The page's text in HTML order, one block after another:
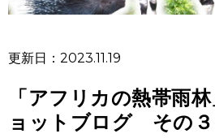
更新日：2023.11.19
「アフリカの熱帯雨
ョットブログ その３